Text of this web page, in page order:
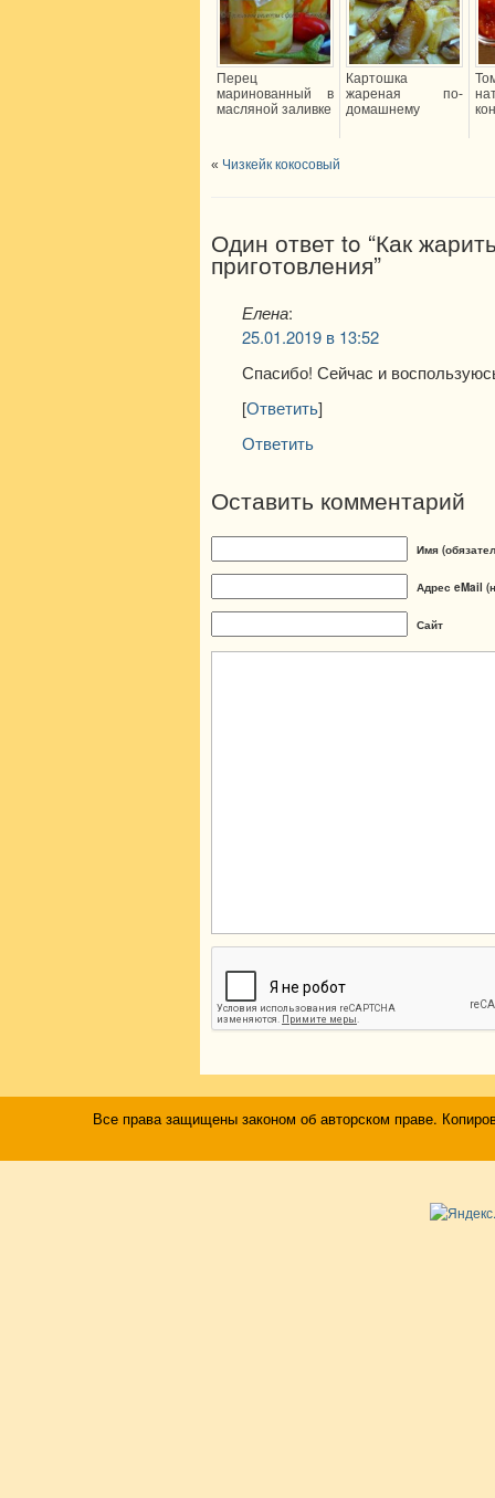
Перец
маринованный в
масляной заливке
Картошка
жареная по-
домашнему
« Чизкейк кокосовый
Один ответ to “Как
приготовления”
Елена:
25.01.2019 в 13:52
Спасибо! Сейчас и
[Ответить]
Ответить
Оставить комментарий
Имя
Адрес eMail
Сайт
Все права защищены законом об авторском праве.